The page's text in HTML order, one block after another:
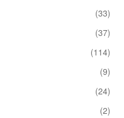
(33)
(37)
(114)
(9)
(24)
(2)